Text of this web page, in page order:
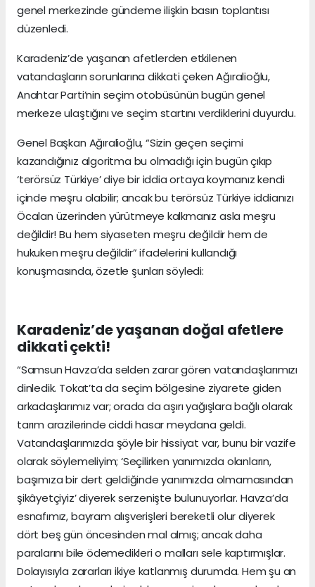
genel merkezinde gündeme ilişkin basın toplantısı
düzenledi.
Karadeniz’de yaşanan afetlerden etkilenen
vatandaşların sorunlarına dikkati çeken Ağıralioğlu,
Anahtar Parti’nin seçim otobüsünün bugün genel
merkeze ulaştığını ve seçim startını verdiklerini duyurdu.
Genel Başkan Ağıralioğlu, “Sizin geçen seçimi
kazandığınız algoritma bu olmadığı için bugün çıkıp
‘terörsüz Türkiye’ diye bir iddia ortaya koymanız kendi
içinde meşru olabilir; ancak bu terörsüz Türkiye iddianızı
Öcalan üzerinden yürütmeye kalkmanız asla meşru
değildir! Bu hem siyaseten meşru değildir hem de
hukuken meşru değildir” ifadelerini kullandığı
konuşmasında, özetle şunları söyledi:
Karadeniz’de yaşanan doğal afetlere
dikkati çekti!
“Samsun Havza’da selden zarar gören vatandaşlarımızı
dinledik. Tokat’ta da seçim bölgesine ziyarete giden
arkadaşlarımız var; orada da aşırı yağışlara bağlı olarak
tarım arazilerinde ciddi hasar meydana geldi.
Vatandaşlarımızda şöyle bir hissiyat var, bunu bir vazife
olarak söylemeliyim; ‘Seçilirken yanımızda olanların,
başımıza bir dert geldiğinde yanımızda olmamasından
şikâyetçiyiz’ diyerek serzenişte bulunuyorlar. Havza’da
esnafımız, bayram alışverişleri bereketli olur diyerek
dört beş gün öncesinden mal almış; ancak daha
paralarını bile ödemedikleri o malları sele kaptırmışlar.
Dolayısıyla zararları ikiye katlanmış durumda. Hem şu an